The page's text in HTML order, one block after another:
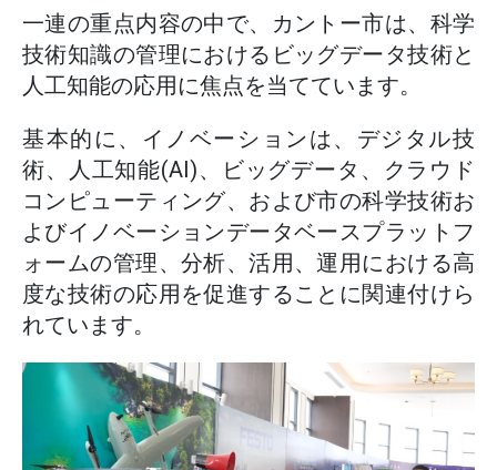
一連の重点内容の中で、カントー市は、科学
技術知識の管理におけるビッグデータ技術と
人工知能の応用に焦点を当てています。
基本的に、イノベーションは、デジタル技
術、人工知能(AI)、ビッグデータ、クラウド
コンピューティング、および市の科学技術お
よびイノベーションデータベースプラットフ
ォームの管理、分析、活用、運用における高
度な技術の応用を促進することに関連付けら
れています。